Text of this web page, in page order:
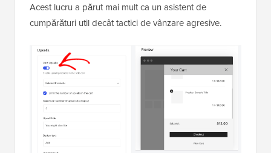
Acest lucru a părut mai mult ca un asistent de
cumpărături util decât tactici de vânzare agresive.